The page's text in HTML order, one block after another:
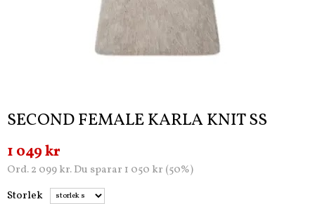
SECOND FEMALE KARLA KNIT SS
1 049 kr
Ord. 2 099 kr. Du sparar 1 050 kr (50%)
Storlek